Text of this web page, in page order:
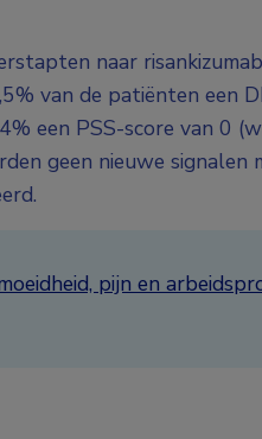
naar
van de patiënten een
een PSS-score van 0
geen nieuwe
pijn en